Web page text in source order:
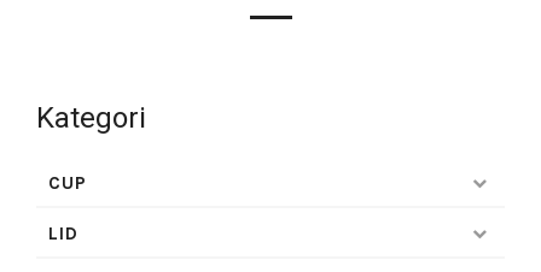
Kategori
CUP
LID